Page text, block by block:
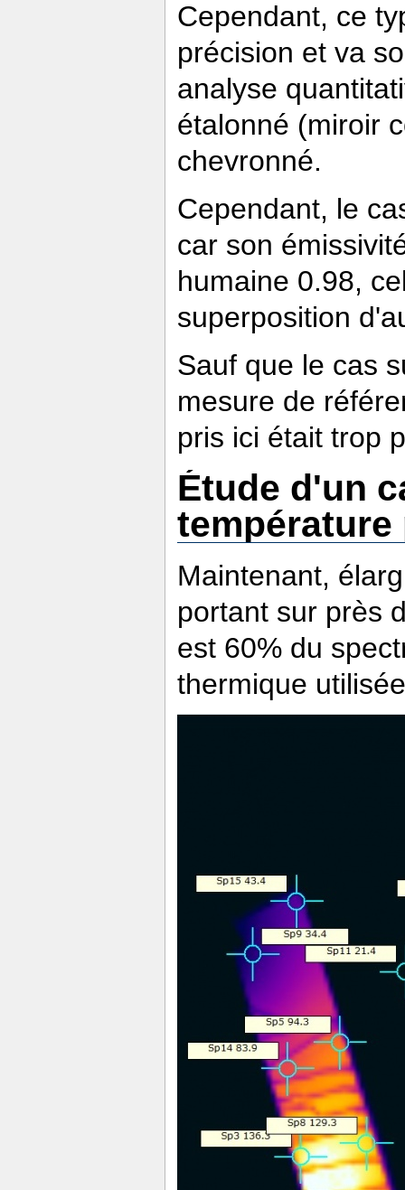
Cependant, ce
précision et va
analyse
étalonné (miroir
chevronné.
Cependant, le
car son
humaine 0.98,
superposition
Sauf que le cas
mesure de
pris ici était trop
Étude d'un
température
Maintenant,
portant sur près
est 60% du
thermique